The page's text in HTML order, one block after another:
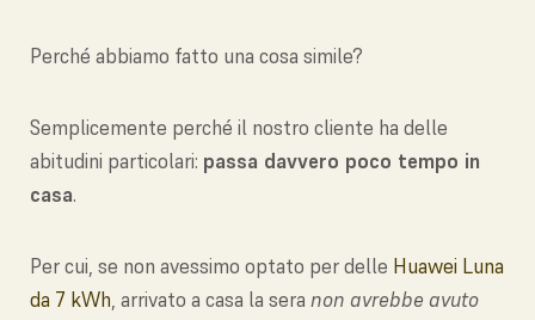
Perché abbiamo fatto una cosa simile?
Semplicemente perché il nostro cliente ha delle
abitudini particolari: passa davvero poco tempo in
casa.
Per cui, se non avessimo optato per delle Huawei Luna
da 7 kWh, arrivato a casa la sera non avrebbe avuto